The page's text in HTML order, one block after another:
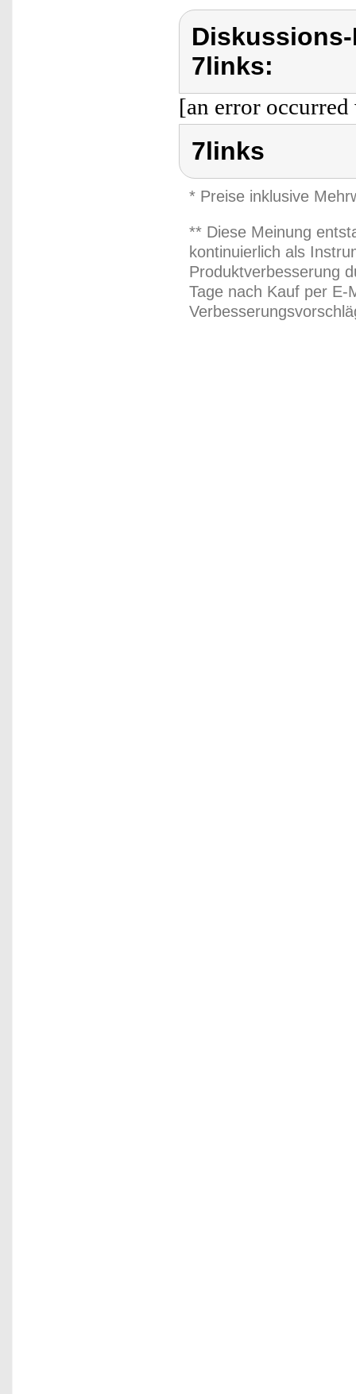
7links:
[an error
7links
* Preise inklusive
** Diese Meinung
kontinuierlich als
Produktverbesserung
Tage nach Kauf per E-